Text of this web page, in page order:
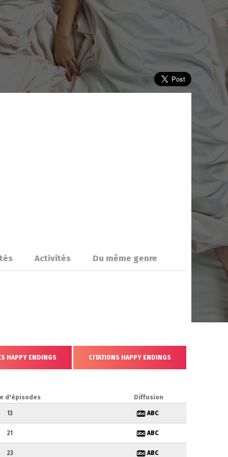
Activités Du même genre
HAPPY ENDINGS CITATIONS HAPPY ENDINGS
d'épisodes Diffusion
13 ABC
21 ABC
23 ABC